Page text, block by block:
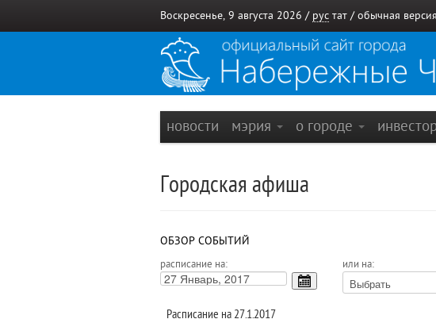
Воскресенье, 9 августа 2026 / рус тат / обычная версия
новости мэрия о городе
Городская афиша
ОБЗОР СОБЫТИЙ
расписание на: или на:
Расписание на 27.1.2017